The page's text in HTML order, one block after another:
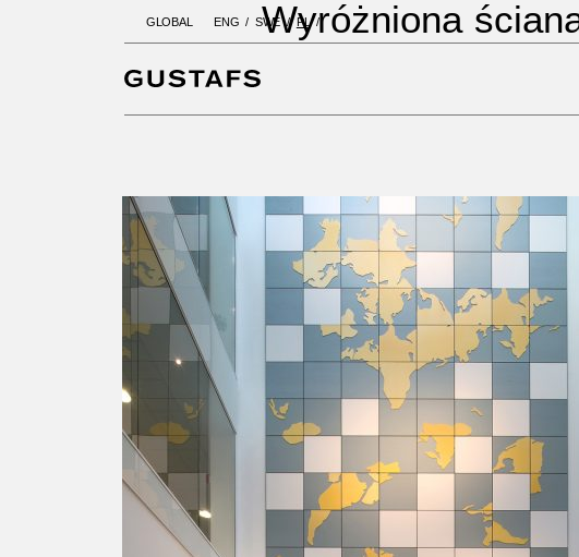
GLOBAL ENG SWE PL
GUSTAFS/ PROJECTS / BOKBINDAREN
Wyróżniona